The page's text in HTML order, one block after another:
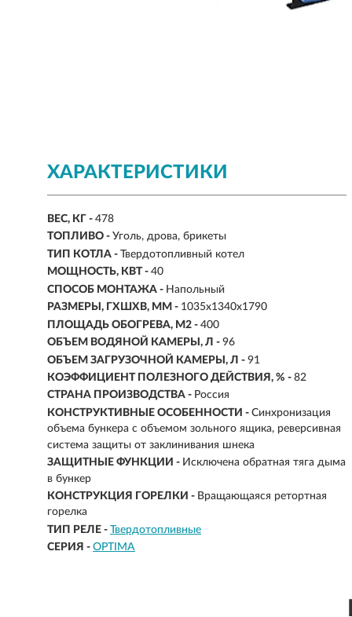
ХАРАКТЕРИСТИКИ
ВЕС, КГ - 478
ТОПЛИВО - Уголь, дрова, брикеты
ТИП КОТЛА - Твердотопливный котел
МОЩНОСТЬ, КВТ - 40
СПОСОБ МОНТАЖА - Напольный
РАЗМЕРЫ, ГХШХВ, ММ - 1035х1340х1790
ПЛОЩАДЬ ОБОГРЕВА, М2 - 400
ОБЪЕМ ВОДЯНОЙ КАМЕРЫ, Л - 96
ОБЪЕМ ЗАГРУЗОЧНОЙ КАМЕРЫ, Л - 91
КОЭФФИЦИЕНТ ПОЛЕЗНОГО ДЕЙСТВИЯ, % - 82
СТРАНА ПРОИЗВОДСТВА - Россия
КОНСТРУКТИВНЫЕ ОСОБЕННОСТИ - Синхронизация
объема бункера с объемом зольного ящика, реверсивная
система защиты от заклинивания шнека
ЗАЩИТНЫЕ ФУНКЦИИ - Исключена обратная тяга дыма
в бункер
КОНСТРУКЦИЯ ГОРЕЛКИ - Вращающаяся ретортная
горелка
ТИП РЕЛЕ - Твердотопливные
СЕРИЯ - OPTIMA